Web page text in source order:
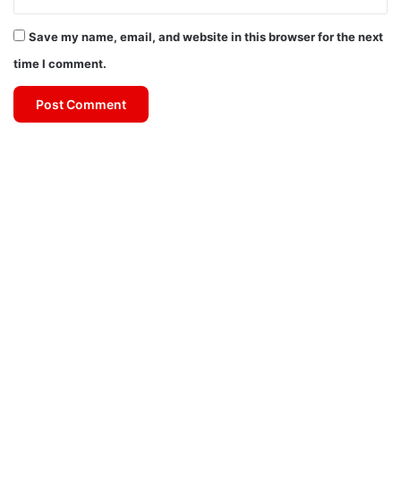
Save my name, email, and website in this browser for the next
time I comment.